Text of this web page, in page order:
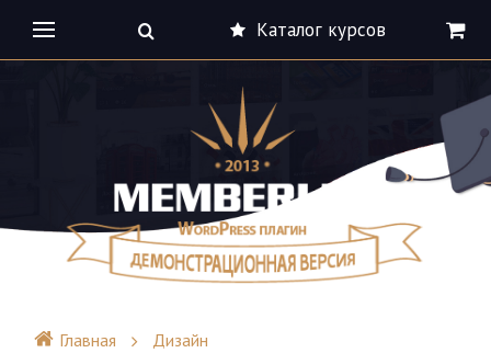
Каталог курсов
Главная Дизайн